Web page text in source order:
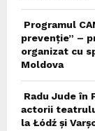
Programul
prevenție” –
organizat cu
Moldova
Radu Jude în
actorii
la Łódź și